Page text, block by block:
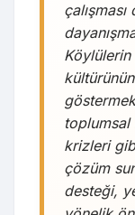
Köylülerin
kültürünün
toplumsal
krizleri
çözüm
desteği,